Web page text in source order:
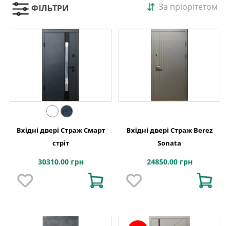
ФІЛЬТРИ За пріорітетом
Вхідні двері Страж Смарт
стріт
30310.00 грн
Вхідні двері Страж Berez
Sonata
24850.00 грн